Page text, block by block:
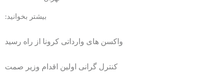
بیشتر بخوانید:
واکسن های وارداتی کرونا از راه رسید
کنترل گرانی اولین اقدام وزیر صمت